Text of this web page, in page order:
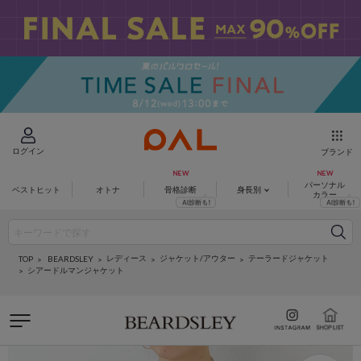
ログイン ブランド
ベストヒット オトナ 骨格診断 身長別
パーソナル
カラー
TOP BEARDSLEY レディース ジャケット/アウター
テーラードジャケット
シアードルマンジャケット